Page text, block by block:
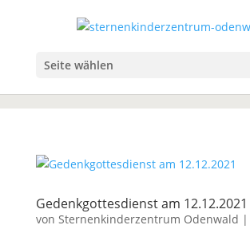
Seite wählen
Gedenkgottesdienst am 12.12.2021
von Sternenkinderzentrum Odenwald |